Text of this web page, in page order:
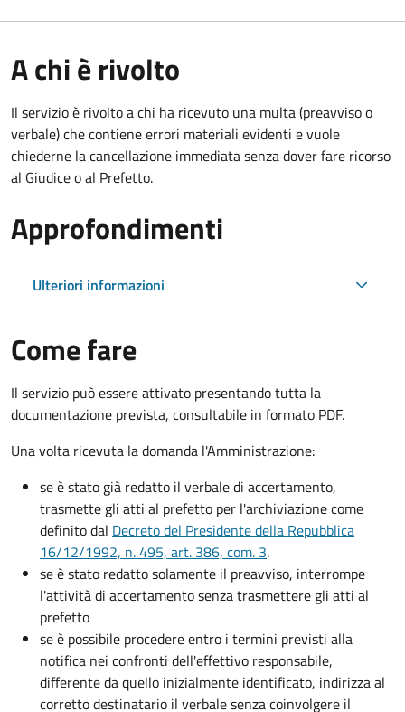
A chi è rivolto
Il servizio è rivolto a chi ha ricevuto una multa (preavviso o
verbale) che contiene errori materiali evidenti e vuole
chiederne la cancellazione immediata senza dover fare ricorso
al Giudice o al Prefetto.
Approfondimenti
Ulteriori informazioni
Come fare
Il servizio può essere attivato presentando tutta la
documentazione prevista, consultabile in formato PDF.
Una volta ricevuta la domanda l'Amministrazione:
se è stato già redatto il verbale di accertamento,
trasmette gli atti al prefetto per l'archiviazione come
definito dal Decreto del Presidente della Repubblica
16/12/1992, n. 495, art. 386, com. 3.
se è stato redatto solamente il preavviso, interrompe
l'attività di accertamento senza trasmettere gli atti al
prefetto
se è possibile procedere entro i termini previsti alla
notifica nei confronti dell'effettivo responsabile,
differente da quello inizialmente identificato, indirizza al
corretto destinatario il verbale senza coinvolgere il